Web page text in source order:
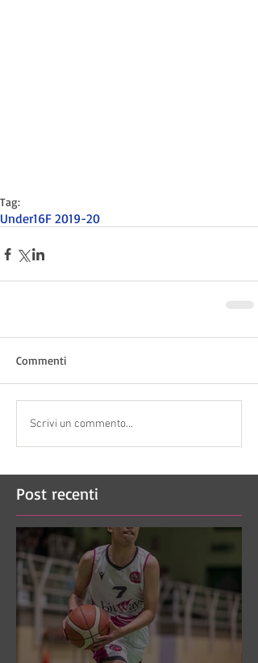
Tag:
Under16F 2019-20
Commenti
Scrivi un commento...
Post recenti